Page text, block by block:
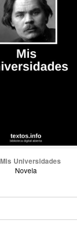
Mis Universidades
Novela